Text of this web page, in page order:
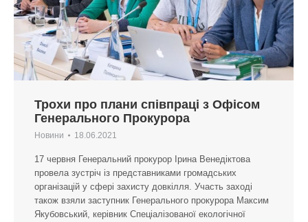
Трохи про плани співпраці з Офісом
Генерального Прокурора
Новини 18.06.2021
17 червня Генеральний прокурор Ірина Венедіктова
провела зустріч із представниками громадських
організацій у сфері захисту довкілля. Участь заході
також взяли заступник Генерального прокурора Максим
Якубовський, керівник Спеціалізованої екологічної